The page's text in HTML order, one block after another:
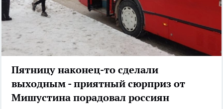
Пятницу наконец-то сделали
выходным - приятный сюрприз от
Мишустина порадовал россиян